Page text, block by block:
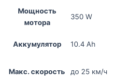
Мощность
мотора
350 W
Аккумулятор 10.4 Ah
Макс. скорость до 25 км/ч